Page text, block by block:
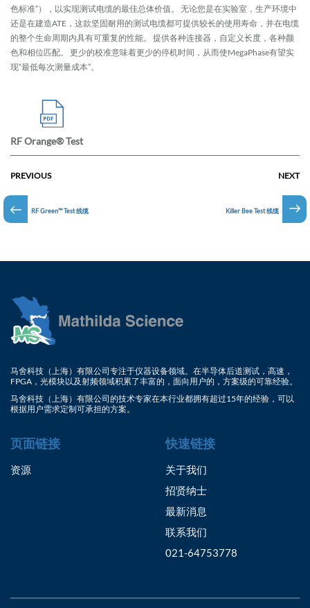
色标准”），以实现测试电缆的最佳总体价值。 无论您是在实验室，生产环境中
还是在建造ATE，这款坚固耐用的测试电缆都可提供较长的使用寿命，并在电缆
的整个生命周期内具有可重复的性能。 提供各种连接器，自定义长度，各种颜
色和相位匹配。 更少的校准意味着更少的停机时间，从而使MegaPhase有望实
现“最低每次测量成本”。
RF Orange® Test
PREVIOUS
RF Green™ Test 线缆
NEXT
Killer Bee Test 线缆
马舍科技（上海）有限公司专注于仪器设备领域。在半导体后道测试，高速，
FPGA，光模块以及射频领域积累了丰富的，面向用户的，方案级的可靠经验。
马舍科技（上海）有限公司的技术专家在本行业都拥有超过15年的经验，可以
根据用户需求定制可承担的方案。
页面链接
资源
快速链接
关于我们
招贤纳士
最新消息
联系我们
021-64753778